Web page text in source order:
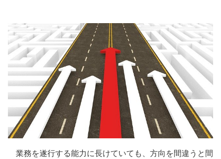
業務を遂行する能力に長けていても、方向を間違うと間